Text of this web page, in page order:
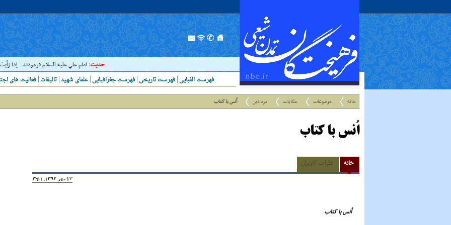
حدیث:امام علي عليه السلام فرمودند : إذا رَأيتَ
فعالیت های تالیفات علمای شهید فهرست جغرافیایی فهرست تاریخی فهرست الفبایی
خانه موضوعات حکایات درد دین اُنس با کتاب
اُنس با کتاب
خانه نظرات کاربران
13 مهر 1394, 13:51
اُنس با کتاب